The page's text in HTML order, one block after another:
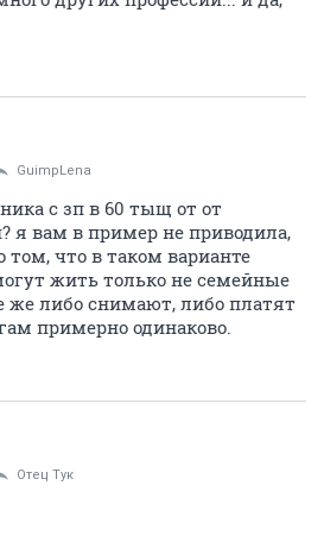
GuimpLena
с зп в 60 тыщ от от
я вам в пример не приводила,
том, что в таком варианте
жить только не семейные
либо снимают, либо платят
примерно одинаково.
Отец Тук